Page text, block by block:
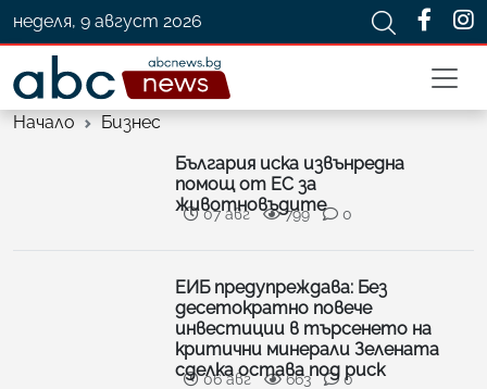
неделя, 9 август 2026
Начало
Бизнес
България иска извънредна
помощ от ЕС за
животновъдите
07 авг 799 0
ЕИБ предупреждава: Без
десетократно повече
инвестиции в търсенето на
критични минерали Зелената
сделка остава под риск
06 авг 663 0